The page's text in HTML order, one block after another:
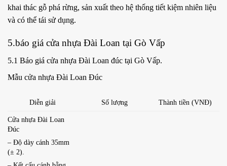
khai thác gỗ phá rừng, sản xuất theo hệ thống tiết kiệm nhiên liệu
và có thể tái sử dụng.
5.báo giá cửa nhựa Đài Loan tại Gò Vấp
5.1 Báo giá cửa nhựa Đài Loan đúc tại Gò Vấp.
Mẫu cửa nhựa Đài Loan Đúc
Diễn giải Số lượng Thành tiền (VNĐ)
Cửa nhựa Đài Loan
Đúc
– Độ dày cánh 35mm
(± 2).